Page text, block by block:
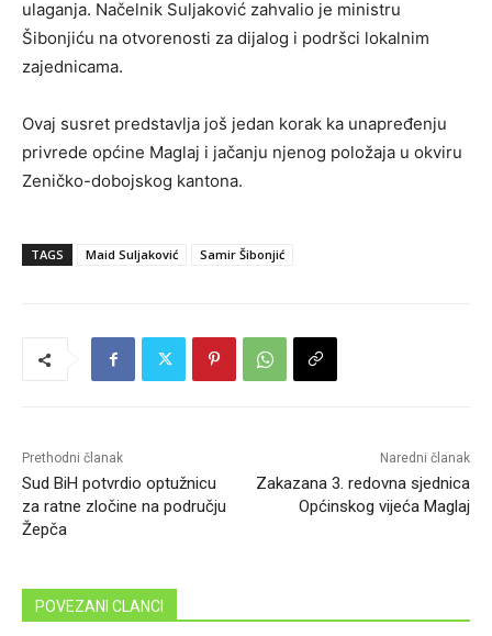
ulaganja. Načelnik Suljaković zahvalio je ministru
Šibonjiću na otvorenosti za dijalog i podršci lokalnim
zajednicama.
Ovaj susret predstavlja još jedan korak ka unapređenju
privrede općine Maglaj i jačanju njenog položaja u okviru
Zeničko-dobojskog kantona.
TAGS Maid Suljaković Samir Šibonjić
Prethodni članak
Sud BiH potvrdio optužnicu
za ratne zločine na području
Žepča
Naredni članak
Zakazana 3. redovna sjednica
Općinskog vijeća Maglaj
POVEZANI CLANCI